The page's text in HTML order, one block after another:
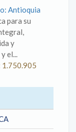
Antioquia
para su
y
el...